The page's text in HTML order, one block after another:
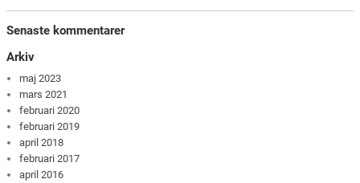
Senaste kommentarer
Arkiv
maj 2023
mars 2021
februari 2020
februari 2019
april 2018
februari 2017
april 2016